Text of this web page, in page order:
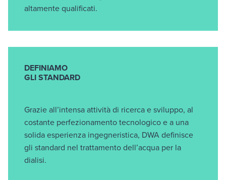
altamente qualificati.
DEFINIAMO
GLI STANDARD
Grazie all’intensa attività di ricerca e sviluppo, al
costante perfezionamento tecnologico e a una
solida esperienza ingegneristica, DWA definisce
gli standard nel trattamento dell’acqua per la
dialisi.